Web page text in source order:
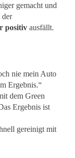
gemacht und
positivausfällt.
nie mein Auto
Ergebnis.“
dem Green
Ergebnis ist
gereinigt mit